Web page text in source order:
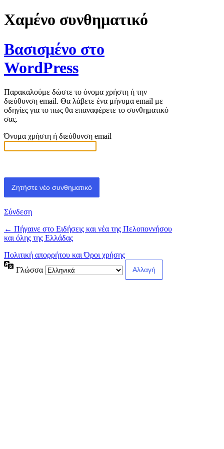
Χαμένο συνθηματικό
Βασισμένο στο
WordPress
Παρακαλούμε δώστε το όνομα χρήστη ή την
διεύθυνση email. Θα λάβετε ένα μήνυμα email με
οδηγίες για το πως θα επαναφέρετε το συνθηματικό
σας.
Όνομα χρήστη ή διεύθυνση email
Σύνδεση
← Πήγαινε στο Ειδήσεις και νέα της Πελοποννήσου
και όλης της Ελλάδας
Πολιτική απορρήτου και Όροι χρήσης
Γλώσσα